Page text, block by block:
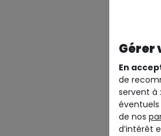
Gérer
En
de
servent à
de nos
d’intérêt